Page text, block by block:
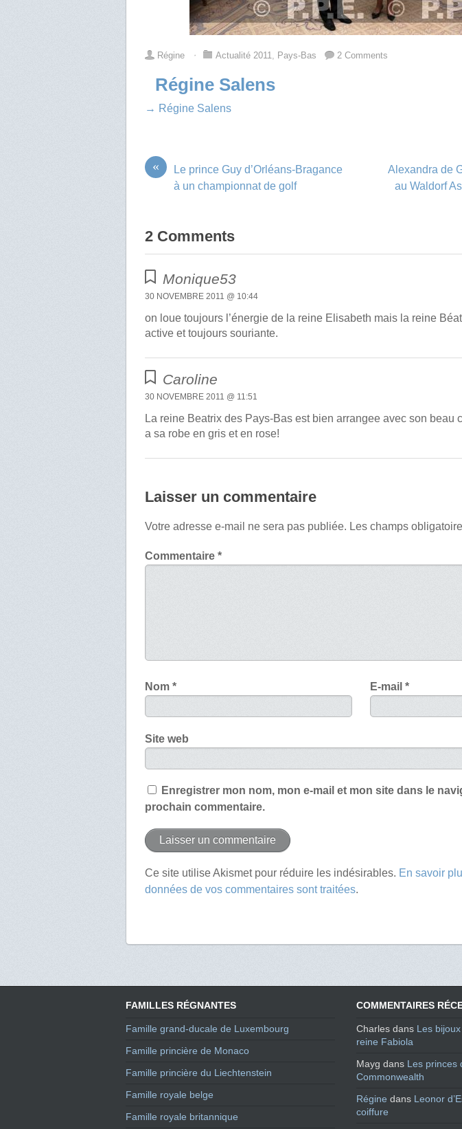
Régine ⋅ Actualité 2011, Pays-Bas 2 Comments
Régine Salens
→ Régine Salens
«
Le prince Guy d’Orléans-Bragance
à un championnat de golf
Alexandra de
au Waldorf
2 Comments
Monique53
30 NOVEMBRE 2011 @ 10:44
on loue toujours l’énergie de la reine Elisabeth mais la reine
active et toujours souriante.
Caroline
30 NOVEMBRE 2011 @ 11:51
La reine Beatrix des Pays-Bas est bien arrangee avec son beau
a sa robe en gris et en rose!
Laisser un commentaire
Votre adresse e-mail ne sera pas publiée. Les champs
Commentaire*
Nom* E-mail *
Site web
Enregistrer mon nom, mon e-mail et mon site dans le
prochain commentaire.
Ce site utilise Akismet pour réduire les indésirables. En savoir
données de vos commentaires sont traitées.
FAMILLES RÉGNANTES
Famille grand-ducale de Luxembourg
Famille princière de Monaco
Famille princière du Liechtenstein
Famille royale belge
Famille royale britannique
COMMENTAIRES
Charles dans Les
reine Fabiola
Mayg dans Les princes
Commonwealth
Régine dans Leonor
coiffure